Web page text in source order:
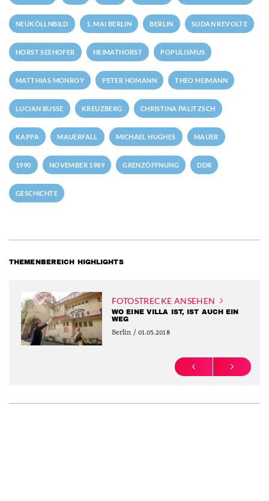
NEUKÖLLNBILD 1. MAI BERLIN BERLIN SUDAN REVOLTE
HORST SEEHOFER HEIMATHORST POPULISMUS
MATTHIAS MONROY PETER HOMANN THEO HEIMANN
LUCIAN BUSSE KREUZBERG CHRISTINA PALITZSCH
KAPPA MAUERFALL MICHAEL HUGHES MAUER
1990 NOVEMBER 1989 GRENZÖFFNUNG DDR
GESCHICHTE
THEMENBEREICH HIGHLIGHTS
FOTOSTRECKE ANSEHEN
WO EINE VILLA IST, IST AUCH EIN
WEG
Berlin / 01.05.2018
PREVIOUS NEXT